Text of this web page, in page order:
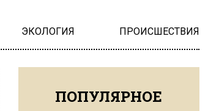
ЭКОЛОГИЯ ПРОИСШЕСТВИЯ
ПОПУЛЯРНОЕ